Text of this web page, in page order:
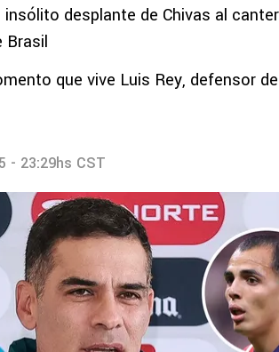
insólito desplante de Chivas al
Brasil
que vive Luis Rey, defensor
- 23:29hs CST